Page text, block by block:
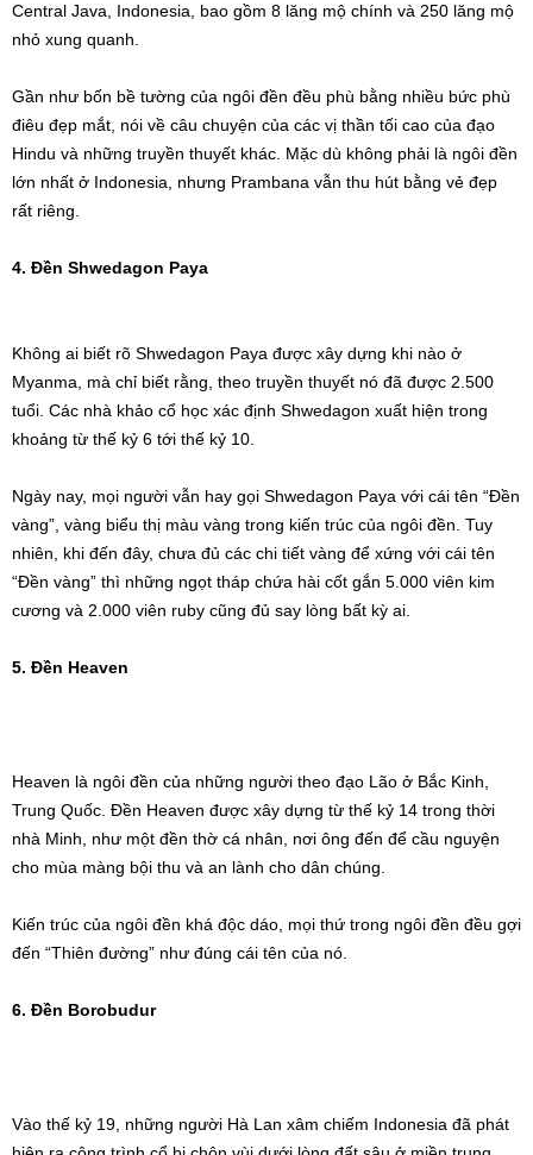
Central Java, Indonesia, bao gồm 8 lăng mộ chính và 250 lăng mộ
nhỏ xung quanh.
Gần như bốn bề tường của ngôi đền đều phù bằng nhiều bức phù
điêu đẹp mắt, nói về câu chuyện của các vị thần tối cao của đạo
Hindu và những truyền thuyết khác. Mặc dù không phải là ngôi đền
lớn nhất ở Indonesia, nhưng Prambana vẫn thu hút bằng vẻ đẹp
rất riêng.
4. Đền Shwedagon Paya
Không ai biết rõ Shwedagon Paya được xây dựng khi nào ở
Myanma, mà chỉ biết rằng, theo truyền thuyết nó đã được 2.500
tuổi. Các nhà khảo cổ học xác định Shwedagon xuất hiện trong
khoảng từ thế kỷ 6 tới thế kỷ 10.
Ngày nay, mọi người vẫn hay gọi Shwedagon Paya với cái tên “Đền
vàng”, vàng biểu thị màu vàng trong kiến trúc của ngôi đền. Tuy
nhiên, khi đến đây, chưa đủ các chi tiết vàng để xứng với cái tên
“Đền vàng” thì những ngọt tháp chứa hài cốt gắn 5.000 viên kim
cương và 2.000 viên ruby cũng đủ say lòng bất kỳ ai.
5. Đền Heaven
Heaven là ngôi đền của những người theo đạo Lão ở Bắc Kinh,
Trung Quốc. Đền Heaven được xây dựng từ thế kỷ 14 trong thời
nhà Minh, như một đền thờ cá nhân, nơi ông đến để cầu nguyện
cho mùa màng bội thu và an lành cho dân chúng.
Kiến trúc của ngôi đền khá độc dáo, mọi thứ trong ngôi đền đều gợi
đến “Thiên đường” như đúng cái tên của nó.
6. Đền Borobudur
Vào thế kỷ 19, những người Hà Lan xâm chiếm Indonesia đã phát